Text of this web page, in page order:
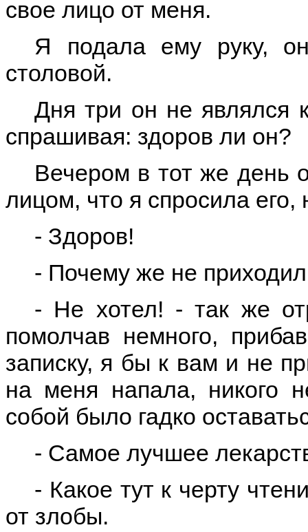
свое лицо от меня.
Я подала ему руку,
столовой.
Дня три он не являлся
спрашивая: здоров ли он?
Вечером в тот же день
лицом, что я спросила его,
- Здоров!
- Почему же не
- Не хотел! - так же
помолчав немного,
записку, я бы к вам и не
на меня напала, никого
собой было гадко
- Самое лучшее
- Какое тут к черту
от злобы.